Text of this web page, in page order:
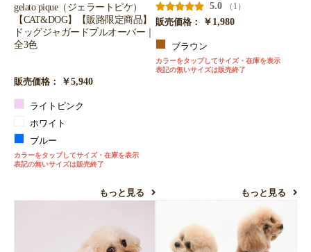
gelato pique（ジェラートピケ）
【CAT&DOG】【販路限定商品】
ドッグジャガードプルオーバー｜
全3色
販売価格： ￥5,940
ライトピンク
ホワイト
ブルー
カラーをタップしてサイズ・在庫を表示
表記の無いサイズは販売終了
もっと見る
5.0
（1）
販売価格：
￥1,980
ブラウン
カラーをタップしてサイズ・在庫を表示
表記の無いサイズは販売終了
もっと見る